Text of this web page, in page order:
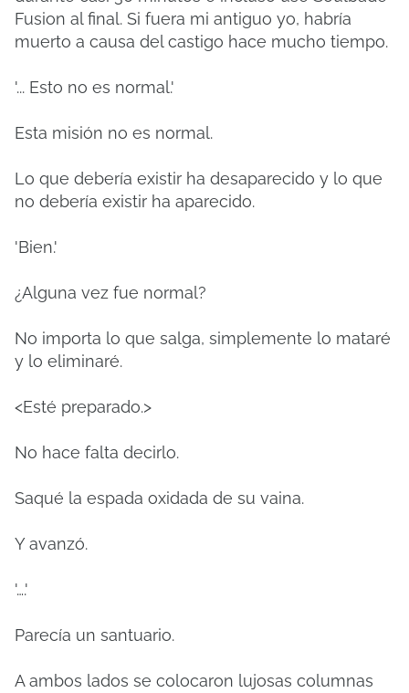
Fusion al final. Si fuera mi antiguo yo, habría
muerto a causa del castigo hace mucho tiempo.
'... Esto no es normal.'
Esta misión no es normal.
Lo que debería existir ha desaparecido y lo que
no debería existir ha aparecido.
'Bien.'
¿Alguna vez fue normal?
No importa lo que salga, simplemente lo mataré
y lo eliminaré.
<Esté preparado.>
No hace falta decirlo.
Saqué la espada oxidada de su vaina.
Y avanzó.
'….'
Parecía un santuario.
A ambos lados se colocaron lujosas columnas